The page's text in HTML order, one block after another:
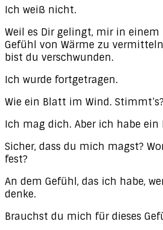
Ich weiß nicht.
Weil es Dir gelingt, mir in
Gefühl von Wärme zu
bist du verschwunden.
Ich wurde fortgetragen.
Wie ein Blatt im Wind. Stimmt’s?
Ich mag dich. Aber ich habe ein
Sicher, dass du mich magst?
fest?
An dem Gefühl, das ich habe,
denke.
Brauchst du mich für dieses